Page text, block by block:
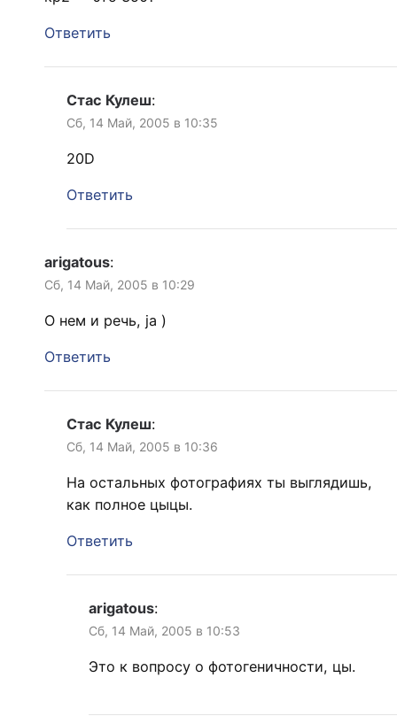
Ответить
Стас Кулеш:
Сб, 14 Май, 2005 в 10:35
20D
Ответить
arigatous:
Сб, 14 Май, 2005 в 10:29
О нем и речь, ja )
Ответить
Стас Кулеш:
Сб, 14 Май, 2005 в 10:36
На остальных фотографиях ты выглядишь,
как полное цыцы.
Ответить
arigatous:
Сб, 14 Май, 2005 в 10:53
Это к вопросу о фотогеничности, цы.